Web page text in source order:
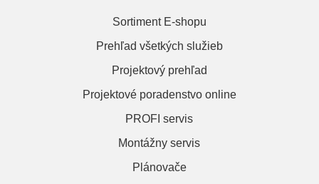
Sortiment E-shopu
Prehľad všetkých služieb
Projektový prehľad
Projektové poradenstvo online
PROFI servis
Montážny servis
Plánovače